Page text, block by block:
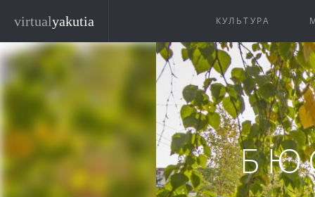
virtualyakutia КУЛЬТУРА